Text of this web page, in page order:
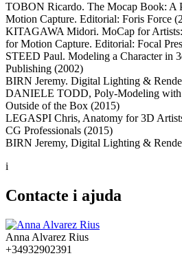
TOBON Ricardo. The Mocap Book: A
Motion Capture. Editorial: Foris Force
KITAGAWA Midori. MoCap for
for Motion Capture. Editorial: Focal
STEED Paul. Modeling a Character in
Publishing (2002)
BIRN Jeremy. Digital Lighting &
DANIELE TODD, Poly-Modeling
Outside of the Box (2015)
LEGASPI Chris, Anatomy for 3D
CG Professionals (2015)
BIRN Jeremy, Digital Lighting &
i
Contacte i ajuda
Anna Alvarez Rius
+34932902391